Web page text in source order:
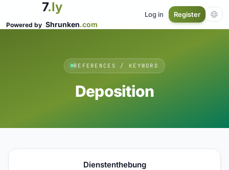
7.ly
Powered by Shrunken.com
Log in Register
REFERENCES / KEYWORD
Deposition
Dienstenthebung